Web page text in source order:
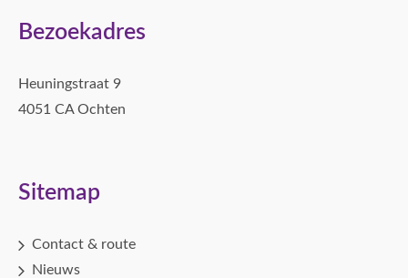
Bezoekadres
Heuningstraat 9
4051 CA Ochten
Sitemap
Contact & route
Nieuws